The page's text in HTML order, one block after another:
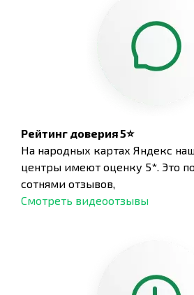
Рейтинг доверия 5⭐
На народных картах Яндекс
центры имеют оценку 5*. Это
сотнями отзывов,
Смотреть видеоотзывы